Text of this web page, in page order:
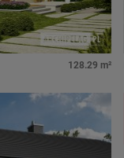
128.29 m²